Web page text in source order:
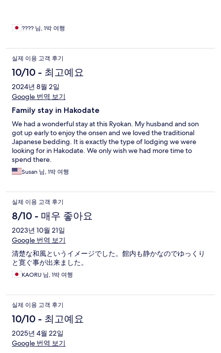
???? 님, 1박 여행
실제 이용 고객 후기
10/10 - 최고예요
2024년 8월 2일
Google 번역 보기
Family stay in Hakodate
We had a wonderful stay at this Ryokan. My husband and son
got up early to enjoy the onsen and we loved the traditional
Japanese bedding. It is exactly the type of lodging we were
looking for in Hakodate. We only wish we had more time to
spend there.
Susan 님, 1박 여행
실제 이용 고객 후기
8/10 - 매우 좋아요
2023년 10월 21일
Google 번역 보기
清楚な和風というイメージでした。館内も静かなのでゆっくり
と寛ぐ事が出来ました。
KAORU 님, 1박 여행
실제 이용 고객 후기
10/10 - 최고예요
2025년 4월 22일
Google 번역 보기